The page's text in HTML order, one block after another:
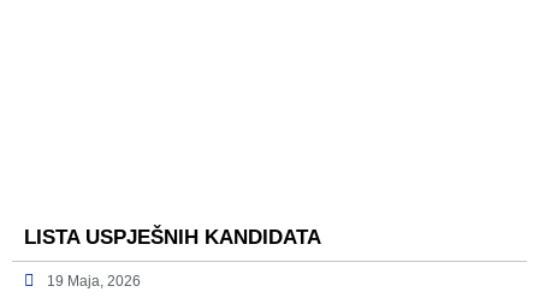
LISTA USPJEŠNIH KANDIDATA
19 Maja, 2026